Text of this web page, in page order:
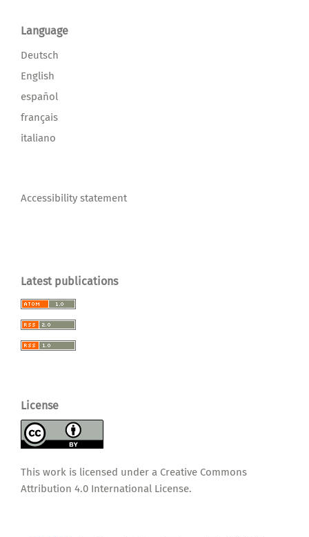
Language
Deutsch
English
español
français
italiano
Accessibility statement
Latest publications
License
This work is licensed under a Creative Commons
Attribution 4.0 International License.